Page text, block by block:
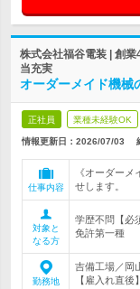
株式会社福谷電装 | 創
当充実
オーダーメイド機
正社員 業種未経験OK
情報更新日：2026/07/03
仕事内容
《オーダー
せします。
対象と
なる方
学歴不問【必
免許第一種
勤務地
吉備工場／岡
【雇入れ直